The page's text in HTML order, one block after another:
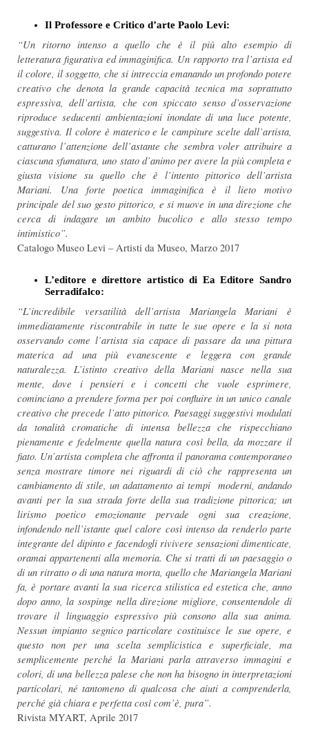
Il Professore e Critico d’arte Paolo Levi:
“Un ritorno intenso a quello che è il più alto esempio di
letteratura figurativa ed immaginifica. Un rapporto tra l’artista ed
il colore, il soggetto, che si intreccia emanando un profondo potere
creativo che denota la grande capacità tecnica ma soprattutto
espressiva, dell’artista, che con spiccato senso d’osservazione
riproduce seducenti ambientazioni inondate di una luce potente,
suggestiva. Il colore è materico e le campiture scelte dall’artista,
catturano l’attenzione dell’astante che sembra voler attribuire a
ciascuna sfumatura, uno stato d’animo per avere la più completa e
giusta visione su quello che è l’intento pittorico dell’artista
Mariani. Una forte poetica immaginifica è il lieto motivo
principale del suo gesto pittorico, e si muove in una direzione che
cerca di indagare un ambito bucolico e allo stesso tempo
intimistico”.
Catalogo Museo Levi – Artisti da Museo, Marzo 2017
L’editore e direttore artistico di Ea Editore Sandro
Serradifalco:
“L’incredibile versatilità dell’artista Mariangela Mariani è
immediatamente riscontrabile in tutte le sue opere e la si nota
osservando come l’artista sia capace di passare da una pittura
materica ad una più evanescente e leggera con grande
naturalezza. L’istinto creativo della Mariani nasce nella sua
mente, dove i pensieri e i concetti che vuole esprimere,
cominciano a prendere forma per poi confluire in un unico canale
creativo che precede l’atto pittorico. Paesaggi suggestivi modulati
da tonalità cromatiche di intensa bellezza che rispecchiano
pienamente e fedelmente quella natura così bella, da mozzare il
fiato. Un’artista completa che affronta il panorama contemporaneo
senza mostrare timore nei riguardi di ciò che rappresenta un
cambiamento di stile, un adattamento ai tempi moderni, andando
avanti per la sua strada forte della sua tradizione pittorica; un
lirismo poetico emozionante pervade ogni sua creazione,
infondendo nell’istante quel calore così intenso da renderlo parte
integrante del dipinto e facendogli rivivere sensazioni dimenticate,
oramai appartenenti alla memoria. Che si tratti di un paesaggio o
di un ritratto o di una natura morta, quello che Mariangela Mariani
fa, è portare avanti la sua ricerca stilistica ed estetica che, anno
dopo anno, la sospinge nella direzione migliore, consentendole di
trovare il linguaggio espressivo più consono alla sua anima.
Nessun impianto segnico particolare costituisce le sue opere, e
questo non per una scelta semplicistica e superficiale, ma
semplicemente perché la Mariani parla attraverso immagini e
colori, di una bellezza palese che non ha bisogno in interpretazioni
particolari, né tantomeno di qualcosa che aiuti a comprenderla,
perché già chiara e perfetta così com’è, pura”.
Rivista MYART, Aprile 2017